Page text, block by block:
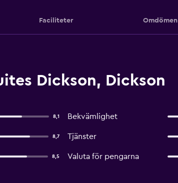
Faciliteter Omdömen
Dickson, Dickson
8,1 Bekvämlighet
8,7 Tjänster
8,5 Valuta för pengarna